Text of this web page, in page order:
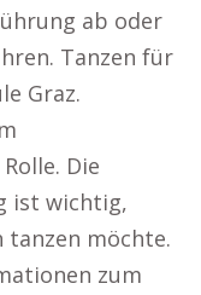
ab oder
Tanzen für
Graz.
Die
ist wichtig,
tanzen möchte.
zum